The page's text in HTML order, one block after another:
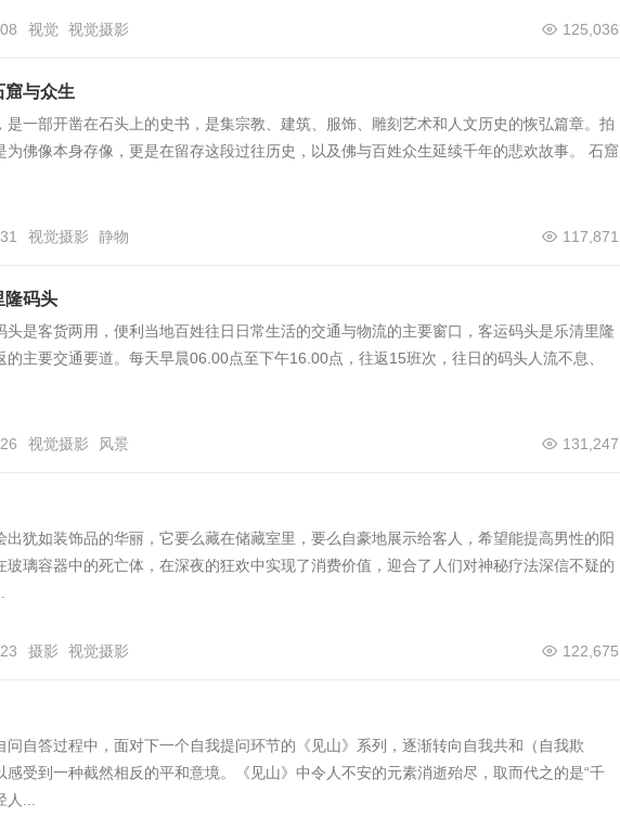
125,036
视觉 视觉摄影
窟与众生
是一部开凿在石头上的史书，是集宗教、建筑、服饰、雕刻艺术和人文历史的恢弘篇章。拍
为佛像本身存像，更是在留存这段过往历史，以及佛与百姓众生延续千年的悲欢故事。 石窟
117,871
视觉摄影 静物
隆码头
头是客货两用，便利当地百姓往日日常生活的交通与物流的主要窗口，客运码头是乐清里隆
的主要交通要道。每天早晨06.00点至下午16.00点，往返15班次，往日的码头人流不息、
131,247
视觉摄影 风景
出犹如装饰品的华丽，它要么藏在储藏室里，要么自豪地展示给客人，希望能提高男性的阳
玻璃容器中的死亡体，在深夜的狂欢中实现了消费价值，迎合了人们对神秘疗法深信不疑的
122,675
摄影 视觉摄影
问自答过程中，面对下一个自我提问环节的《见山》系列，逐渐转向自我共和（自我欺
感受到一种截然相反的平和意境。《见山》中令人不安的元素消逝殆尽，取而代之的是“千
...